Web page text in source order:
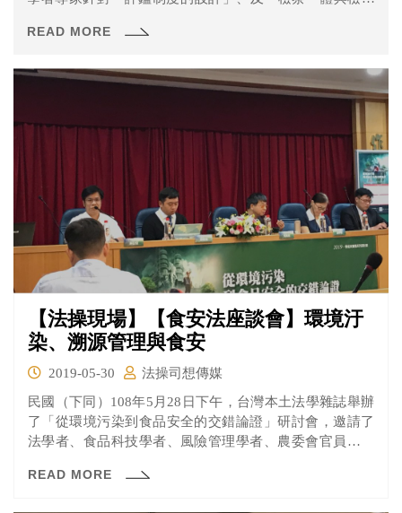
關「檢察一體與檢察獨立」的討論。
READ MORE
【法操現場】【食安法座談會】環境汙
染、溯源管理與食安
2019-05-30
法操司想傳媒
民國（下同）108年5月28日下午，台灣本土法學雜誌舉辦
了「從環境污染到食品安全的交錯論證」研討會，邀請了
法學者、食品科技學者、風險管理學者、農委會官員等各
論。
READ MORE